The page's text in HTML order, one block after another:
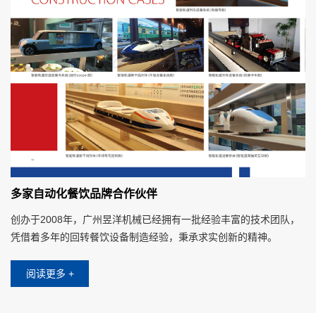
多家自动化餐饮品牌合作伙伴
创办于2008年，广州昱洋机械已经拥有一批经验丰富的技术团队，
凭借着多年的回转餐饮设备制造经验，秉承求实创新的精神。
阅读更多 +